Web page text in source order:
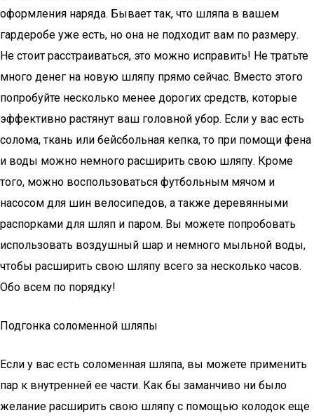
оформления наряда. Бывает так, что шляпа в вашем
гардеробе уже есть, но она не подходит вам по размеру.
Не стоит расстраиваться, это можно исправить! Не тратьте
много денег на новую шляпу прямо сейчас. Вместо этого
попробуйте несколько менее дорогих средств, которые
эффективно растянут ваш головной убор. Если у вас есть
солома, ткань или бейсбольная кепка, то при помощи фена
и воды можно немного расширить свою шляпу. Кроме
того, можно воспользоваться футбольным мячом и
насосом для шин велосипедов, а также деревянными
распорками для шляп и паром. Вы можете попробовать
использовать воздушный шар и немного мыльной воды,
чтобы расширить свою шляпу всего за несколько часов.
Обо всем по порядку!
Подгонка соломенной шляпы
Если у вас есть соломенная шляпа, вы можете применить
пар к внутренней ее части. Как бы заманчиво ни было
желание расширить свою шляпу с помощью колодок еще